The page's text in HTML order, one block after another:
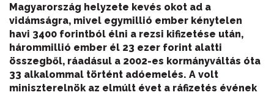
Magyarország helyzete kevés okot ad a
vidámságra, mivel egymillió ember kénytelen
havi 3400 forintból élni a rezsi kifizetése után,
hárommillió ember él 23 ezer forint alatti
összegből, ráadásul a 2002-es kormányváltás óta
33 alkalommal történt adóemelés. A volt
miniszterelnök az elmúlt évet a ráfizetés évének